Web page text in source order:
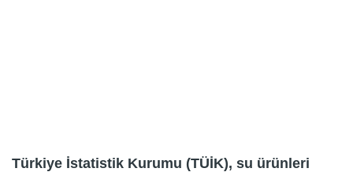
Türkiye İstatistik Kurumu (TÜİK), su ürünleri